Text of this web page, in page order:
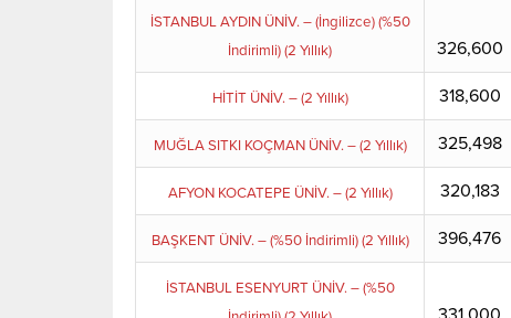
İSTANBUL AYDIN ÜNİV. – (İngilizce) (%50
İndirimli) (2 Yıllık)
326,600
HİTİT ÜNİV. – (2 Yıllık) 318,600
MUĞLA SITKI KOÇMAN ÜNİV. – (2 Yıllık) 325,498
AFYON KOCATEPE ÜNİV. – (2 Yıllık) 320,183
BAŞKENT ÜNİV. – (%50 İndirimli) (2 Yıllık) 396,476
İSTANBUL ESENYURT ÜNİV. – (%50